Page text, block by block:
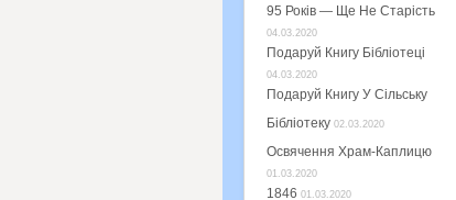
95 Років — Ще Не Старість
04.03.2020
Подаруй Книгу Бібліотеці
04.03.2020
Подаруй Книгу У Сільську
Бібліотеку 02.03.2020
Освячення Храм-Каплицю
01.03.2020
1846 01.03.2020